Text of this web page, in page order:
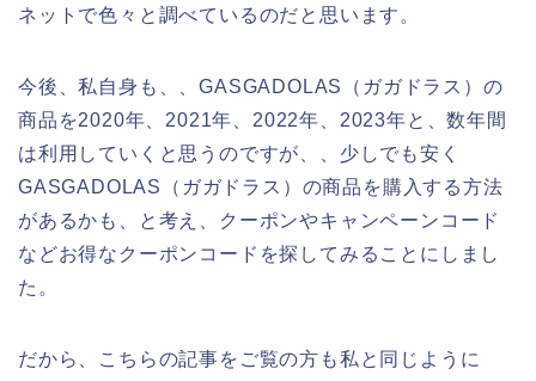
ネットで色々と調べているのだと思います。
今後、私自身も、、GASGADOLAS（ガガドラス）の
商品を2020年、2021年、2022年、2023年と、数年間
は利用していくと思うのですが、、少しでも安く
GASGADOLAS（ガガドラス）の商品を購入する方法
があるかも、と考え、クーポンやキャンペーンコード
などお得なクーポンコードを探してみることにしまし
た。
だから、こちらの記事をご覧の方も私と同じように